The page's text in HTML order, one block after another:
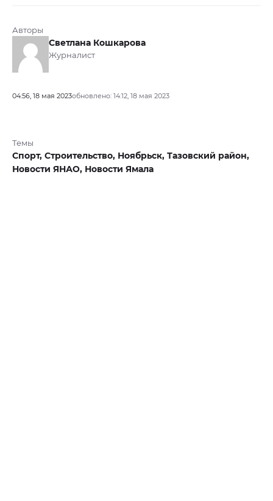
Авторы
Светлана Кошкарова
Журналист
04:56, 18 мая 2023обновлено: 14:12, 18 мая 2023
Темы
Спорт, Строительство, Ноябрьск, Тазовский район,
Новости ЯНАО, Новости Ямала